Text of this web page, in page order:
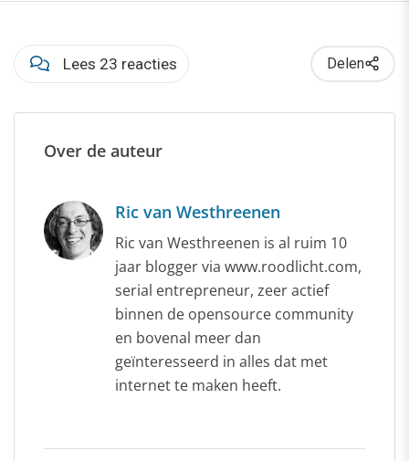
Lees 23 reacties Delen
Over de auteur
Ric van Westhreenen
Ric van Westhreenen is al ruim 10
jaar blogger via www.roodlicht.com,
serial entrepreneur, zeer actief
binnen de opensource community
en bovenal meer dan
geïnteresseerd in alles dat met
internet te maken heeft.